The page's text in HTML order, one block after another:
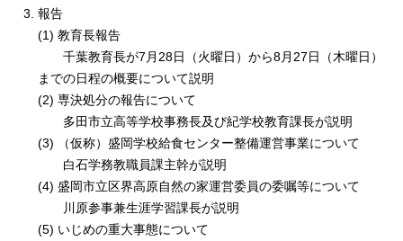
報告
(1) 教育長報告
千葉教育長が7月28日（火曜日）から8月27日（木曜日）
までの日程の概要について説明
(2) 専決処分の報告について
多田市立高等学校事務長及び紀学校教育課長が説明
(3) （仮称）盛岡学校給食センター整備運営事業について
白石学務教職員課主幹が説明
(4) 盛岡市立区界高原自然の家運営委員の委嘱等について
川原参事兼生涯学習課長が説明
(5) いじめの重大事態について